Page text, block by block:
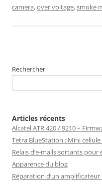
camera,over voltage,smoke
Rechercher
Articles récents
Alcatel ATR 420 / 9210 –
Tetra BlueStation : Mini cellule
Relais d’e-mails sortants
Apparence du blog
Réparation d’un amplificateur